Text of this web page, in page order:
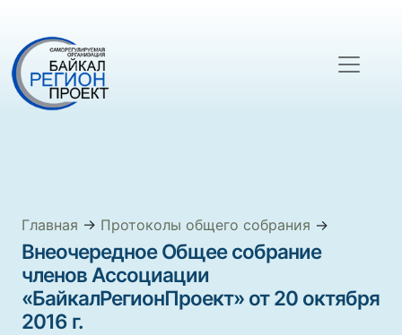
Главная → Протоколы общего собрания →
Внеочередное Общее собрание
членов Ассоциации
«БайкалРегионПроект» от 20 октября
2016 г.